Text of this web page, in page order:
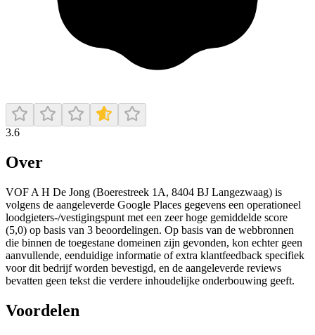
3.6
Over
VOF A H De Jong (Boerestreek 1A, 8404 BJ Langezwaag) is
volgens de aangeleverde Google Places gegevens een operationeel
loodgieters-/vestigingspunt met een zeer hoge gemiddelde score
(5,0) op basis van 3 beoordelingen. Op basis van de webbronnen
die binnen de toegestane domeinen zijn gevonden, kon echter geen
aanvullende, eenduidige informatie of extra klantfeedback specifiek
voor dit bedrijf worden bevestigd, en de aangeleverde reviews
bevatten geen tekst die verdere inhoudelijke onderbouwing geeft.
Voordelen